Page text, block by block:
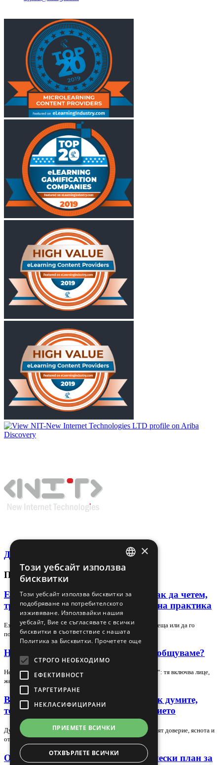
Декларация за поверителност
ПОСЛЕДНИ СТАТИИ
Език на тялото в лидера и екипа: как да четем,
тренираме и използваме сигналите на практика
Езикът на тялото може да подсили доверието в една среща или да го
подкопае за секунди, но само ако го…
Невербална комуникация – как да общуваме?
Невербалната комуникация е повече от „език на тялото“: тя включва лице,
жестове, поза, зрителен контакт,…
Вербална комуникация в екипа: как думите,
тонът и контекстът променят доверието
Думите в екипа не носят само информация — те оформят доверие, яснота и
отношение. В тази статия разглеждаме…
Обучение на нов търговец: практически план за
BULGARIAN
×
Този уебсайт използва
бисквитки
Този уебсайт използва бисквитки за
подобряване на потребителското
изживяване. Използвайки нашия
уебсайт, Вие се съгласявате с всички
бисквитки в съответствие с нашата
Политика за Бисквитки. Прочетете още
СТРОГО НЕОБХОДИМО
ЕФЕКТИВНОСТ
ТАРГЕТИРАНЕ
НЕКЛАСИФИЦИРАНИ
ПРИЕМЕТЕ ВСИЧКИ
ОТХВЪРЛЕТЕ ВСИЧКИ